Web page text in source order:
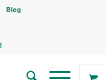
Blog